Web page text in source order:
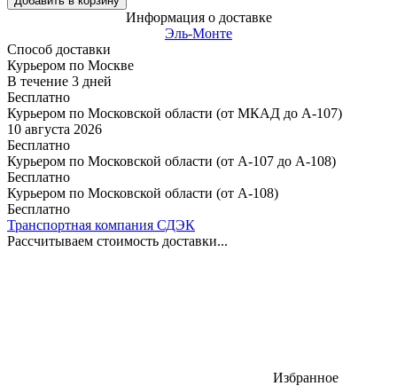
Информация о доставке
Эль-Монте
Способ доставки
Курьером по Москве
В течение 3 дней
Бесплатно
Курьером по Московской области (от МКАД до А-107)
10 августа 2026
Бесплатно
Курьером по Московской области (от А-107 до А-108)
Бесплатно
Курьером по Московской области (от А-108)
Бесплатно
Транспортная компания СДЭК
Рассчитываем стоимость доставки...
Избранное